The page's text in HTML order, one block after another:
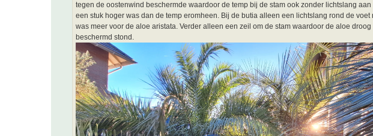
tegen de oostenwind beschermde waardoor de temp bij de stam ook zonder lichtslang aan
een stuk hoger was dan de temp eromheen. Bij de butia alleen een lichtslang rond de voet
was meer voor de aloe aristata. Verder alleen een zeil om de stam waardoor de aloe droog
beschermd stond.